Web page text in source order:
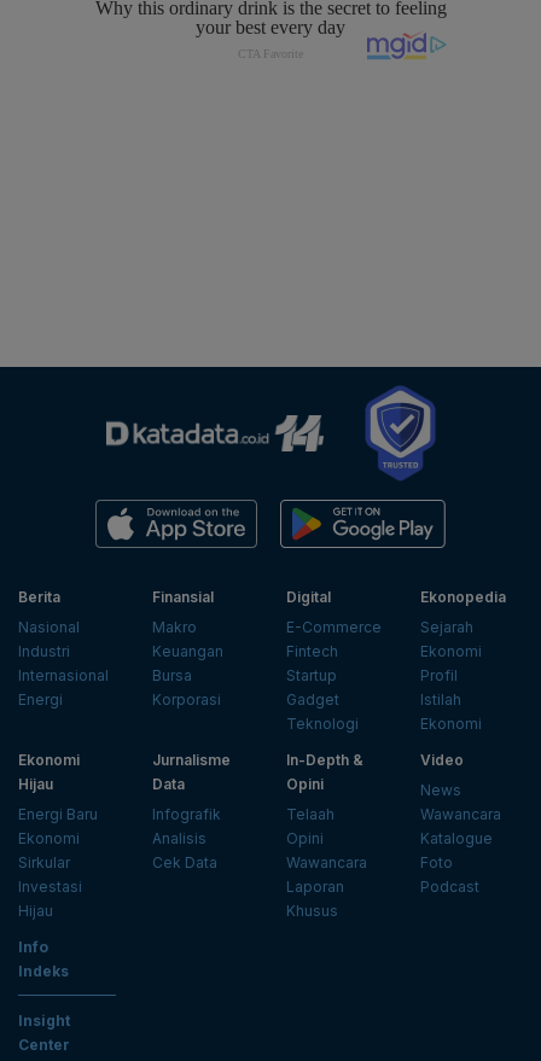
Berita
Nasional
Industri
Internasional
Energi
Finansial
Makro
Keuangan
Bursa
Korporasi
Digital
E-Commerce
Fintech
Startup
Gadget
Teknologi
Ekonopedia
Sejarah
Ekonomi
Profil
Istilah
Ekonomi
Ekonomi
Hijau
Energi Baru
Ekonomi
Sirkular
Investasi
Hijau
Jurnalisme
Data
Infografik
Analisis
Cek Data
In-Depth &
Opini
Telaah
Opini
Wawancara
Laporan
Khusus
Video
News
Wawancara
Katalogue
Foto
Podcast
Info
Indeks
Insight
Center